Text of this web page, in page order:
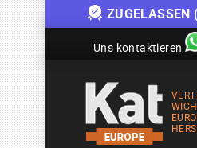
ZUGELASSEN
Uns kontaktieren